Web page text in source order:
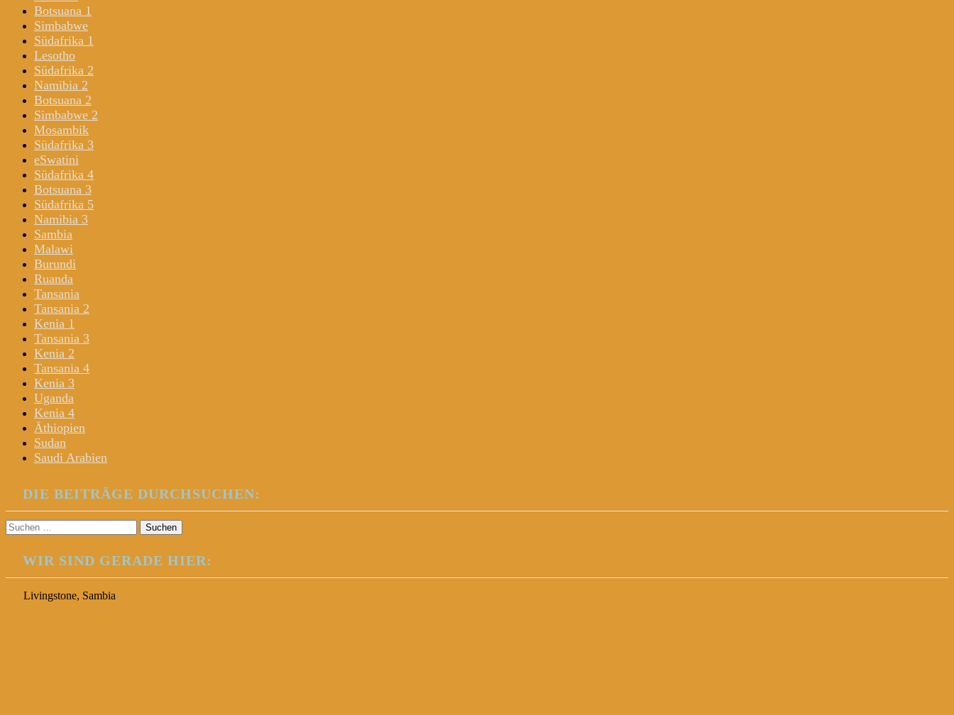
Botsuana 1
Simbabwe
Südafrika 1
Lesotho
Südafrika 2
Namibia 2
Botsuana 2
Simbabwe 2
Mosambik
Südafrika 3
eSwatini
Südafrika 4
Botsuana 3
Südafrika 5
Namibia 3
Sambia
Malawi
Burundi
Ruanda
Tansania
Tansania 2
Kenia 1
Tansania 3
Kenia 2
Tansania 4
Kenia 3
Uganda
Kenia 4
Äthiopien
Sudan
Saudi Arabien
DIE BEITRÄGE DURCHSUCHEN:
Suchen
nach:
WIR SIND GERADE HIER:
Livingstone, Sambia